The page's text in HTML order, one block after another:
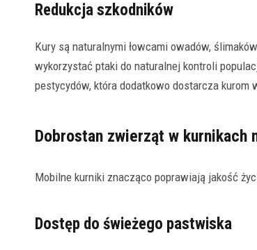
Redukcja szkodników
Kury są naturalnymi łowcami owadów,
wykorzystać ptaki do naturalnej kontroli
pestycydów, która dodatkowo dostarcza kurom
Dobrostan zwierząt w kurnikach
Mobilne kurniki znacząco poprawiają jakość
Dostęp do świeżego pastwiska